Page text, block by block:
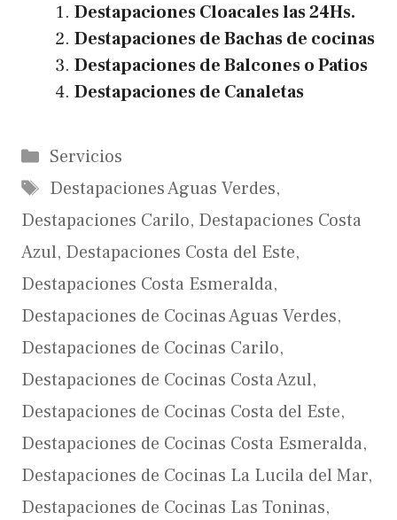
Destapaciones Cloacales las 24Hs.
Destapaciones de Bachas de cocinas
Destapaciones de Balcones o Patios
Destapaciones de Canaletas
Categories
Servicios
Tags
Destapaciones Aguas Verdes,
Destapaciones Carilo, Destapaciones Costa
Azul, Destapaciones Costa del Este,
Destapaciones Costa Esmeralda,
Destapaciones de Cocinas Aguas Verdes,
Destapaciones de Cocinas Carilo,
Destapaciones de Cocinas Costa Azul,
Destapaciones de Cocinas Costa del Este,
Destapaciones de Cocinas Costa Esmeralda,
Destapaciones de Cocinas La Lucila del Mar,
Destapaciones de Cocinas Las Toninas,